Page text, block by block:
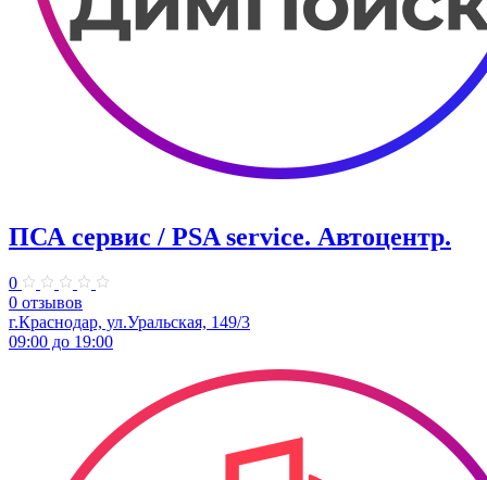
ПСА сервис / PSA service. ​Автоцентр.
0
0 отзывов
г.Краснодар, ул.Уральская, 149/3
09:00 до 19:00